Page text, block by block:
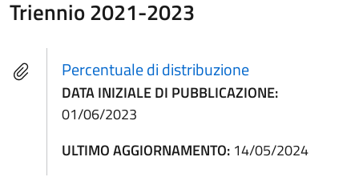
Triennio 2021-2023
Percentuale di distribuzione
DATA INIZIALE DI PUBBLICAZIONE:
01/06/2023
ULTIMO AGGIORNAMENTO: 14/05/2024